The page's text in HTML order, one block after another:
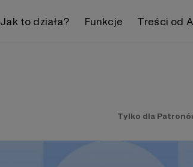
Jak to działa? Funkcje Treści od
Tylko dla